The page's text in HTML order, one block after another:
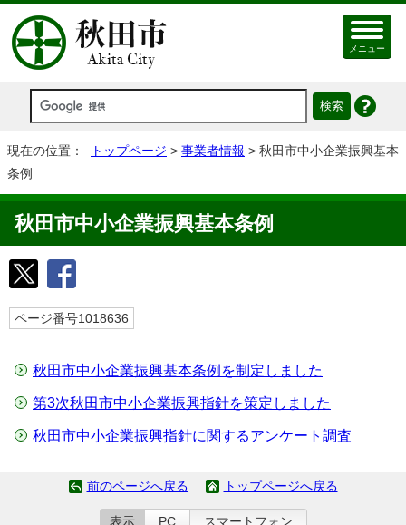
メニュー
現在の位置： トップページ > 事業者情報 > 秋田市中小企業振興基本
条例
秋田市中小企業振興基本条例
ページ番号1018636
秋田市中小企業振興基本条例を制定しました
第3次秋田市中小企業振興指針を策定しました
秋田市中小企業振興指針に関するアンケート調査
前のページへ戻る トップページへ戻る
表示 PC スマートフォン